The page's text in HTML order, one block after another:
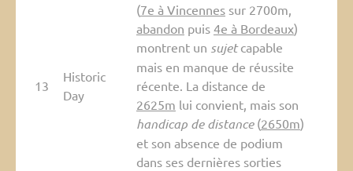
13
Historic
Day
(7e à Vincennessur 2700m,
abandon puis 4e à Bordeaux)
montrent un sujetcapable
mais en manque de réussite
récente. La distance de
2625m lui convient, mais son
handicap de distance(2650m)
et son absence de podium
dans ses dernières sorties